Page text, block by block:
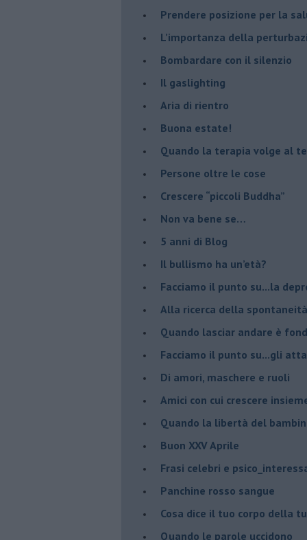
Prendere posizione per la
L’importanza della
​Bombardare con il silenzio
Il gaslighting
Aria di rientro
Buona estate!
​Quando la terapia volge al
​Persone oltre le cose
​Crescere “piccoli Buddha”
Non va bene se…
​5 anni di Blog
​Il bullismo ha un’età?
Facciamo il punto su...la
​Alla ricerca della spontaneità
​Quando lasciar andare è
Facciamo il punto su...gli
Di amori, maschere e ruoli
​Amici con cui crescere
​Quando la libertà del
Buon XXV Aprile
​Frasi celebri e
​Panchine rosso sangue
​Cosa dice il tuo corpo della
​Quando le parole uccidono